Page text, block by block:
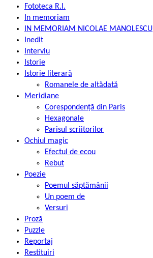
Fototeca R.l.
In memoriam
IN MEMORIAM NICOLAE MANOLESCU
Inedit
Interviu
Istorie
Istorie literară
Romanele de altădată
Meridiane
Corespondență din Paris
Hexagonale
Parisul scriitorilor
Ochiul magic
Efectul de ecou
Rebut
Poezie
Poemul săptămânii
Un poem de
Versuri
Proză
Puzzle
Reportaj
Restituiri